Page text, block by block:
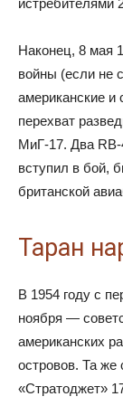
истребителями
Наконец, 8 мая
войны (если не
американские и
перехват
МиГ-17. Два RB-
вступил в бой,
британской
Таран
В 1954 году с
ноября —
американских
островов. Та же
«Стратоджет»